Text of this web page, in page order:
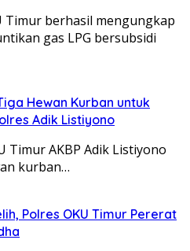
Timur berhasil mengungkap
gas LPG bersubsidi
Hewan Kurban untuk
Adik Listiyono
Timur AKBP Adik Listiyono
kurban…
Polres OKU Timur Pererat